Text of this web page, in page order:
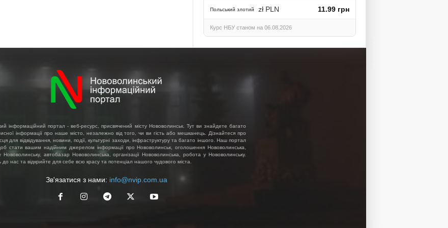
Польський злотий zł PLN 11.99 грн
Курс НБУ станом на 06.08.2026
інформаційний портал - веб-ресурс, присвячений місту Нововолинськ. Тут ви знайдете багато
інформації про наше місто, незалежно від того, чи ви гість або мешканець. Дізнайтеся про
для відвідування, новини, події, культурні заходи, інфраструктуру та багато іншого. Наш портал
стати вашим надійним джерелом інформації про Нововолинськ, оголошення Нововолинська,
Нововолинську, автобазар Нововолинська, організації Нововолинська, робота у Нововолинську.
нас та відкрийте для себе всю красу та потенціал нашого чудового міста.
Зв'язатися з нами: info@nvip.com.ua